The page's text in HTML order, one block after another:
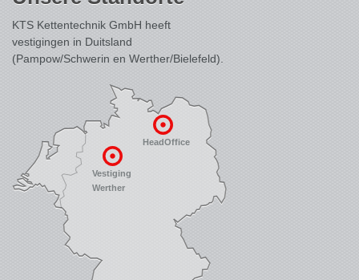
KTS Kettentechnik GmbH heeft
vestigingen in Duitsland
(Pampow/Schwerin en Werther/Bielefeld).
HeadOffice
Vestiging
Werther